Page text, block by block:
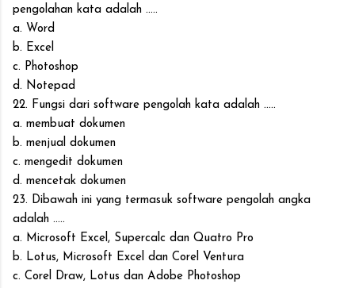
pengolahan kata adalah .....
a. Word
b. Excel
c. Photoshop
d. Notepad
22. Fungsi dari software pengolah kata adalah .....
a. membuat dokumen
b. menjual dokumen
c. mengedit dokumen
d. mencetak dokumen
23. Dibawah ini yang termasuk software pengolah angka
adalah .....
a. Microsoft Excel, Supercalc dan Quatro Pro
b. Lotus, Microsoft Excel dan Corel Ventura
c. Corel Draw, Lotus dan Adobe Photoshop